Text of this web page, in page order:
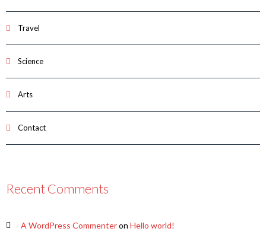
Travel
Science
Arts
Contact
Recent Comments
A WordPress Commenteron Hello world!